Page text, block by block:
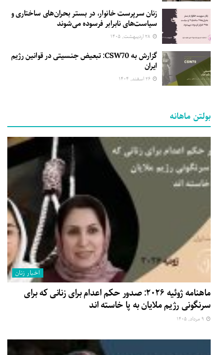
زنان سرپرست خانوار، در بستر بحران‌های ساختاری و
سیاست‌های نابرابر فرسوده می‌شوند
گزارش به CSW70: تبعیض جنسیتی در قوانین رژیم
ایران
بولتن ماهانه
اخبار زنان
ماهنامه ژوئیه ۲۰۲۶: صدور حکم اعدام برای زنانی که برای
سرنگونی رژیم ملایان به پا خاسته اند